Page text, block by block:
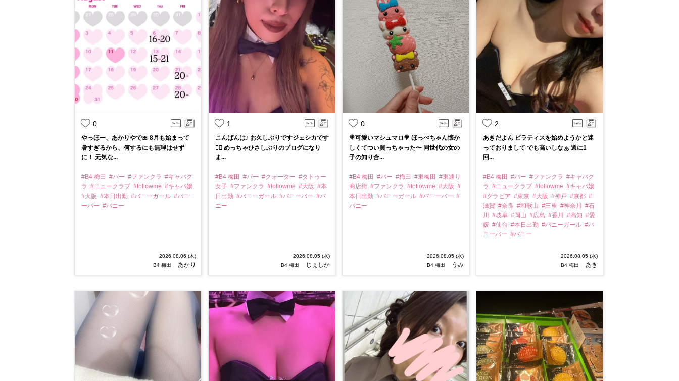
0
やっほー、あかりやで🎀 8月も始まって
暑すぎるから、何するにも無理はせず
に！ 元気な...
#B4 梅田 #バー #ファンクラ #キャバク
ラ #ニュークラブ #followme #キャバ嬢
#大阪 #本日出勤 #バニーガール #バニ
ーバー #バニー
2026.08.06 (木)
B4 梅田
あかり
1
こんばんは♪ お久しぶりですジェシカです
🙇‍♂️ めっちゃひさしぶりのブログになり
ま...
#B4 梅田 #バー #クォーター #タトゥー
女子 #ファンクラ #followme #大阪 #本
日出勤 #バニーガール #バニーバー #バ
ニー
2026.08.05 (水)
B4 梅田
じぇしか
0
🍭‎可愛いマシュマロ🍭 ほっぺちゃん懐か
しくてつい買っちゃった〜 同世代の女の
子の知り合...
#B4 梅田 #バー #梅田 #東梅田 #東通り
商店街 #ファンクラ #followme #大阪 #
本日出勤 #バニーガール #バニーバー #
バニー
2026.08.05 (水)
B4 梅田
うみ
2
あきだよん ピラティスを始めようかと迷
っておりまして でも高いしなぁ 週に1
回...
#B4 梅田 #バー #ファンクラ #キャバク
ラ #ニュークラブ #followme #キャバ嬢
#グラビア #東京 #大阪 #神戸 #京都 #
滋賀 #奈良 #和歌山 #三重 #神奈川
#石
川
#岐阜 #岡山 #広島 #香川 #高知 #愛
媛 #仙台 #本日出勤 #バニーガール #バ
ニーバー #バニー
2026.08.05 (水)
B4 梅田
あき